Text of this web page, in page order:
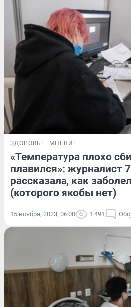
ЗДОРОВЬЕ МНЕНИЕ
«Температура плохо
плавился»: журналист
рассказала, как
(которого якобы нет)
15 ноября, 2023, 06:00 1 491